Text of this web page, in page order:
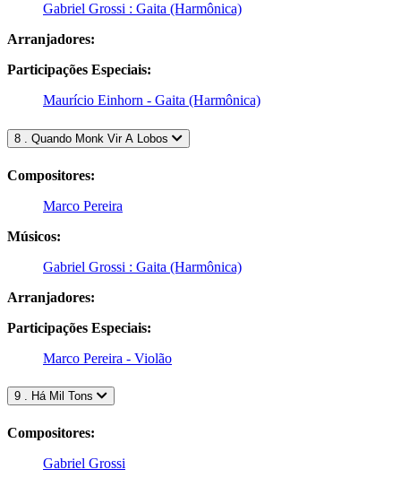
Gabriel Grossi : Gaita (Harmônica)
Arranjadores:
Participações Especiais:
Maurício Einhorn - Gaita (Harmônica)
8 . Quando Monk Vir A Lobos
Compositores:
Marco Pereira
Músicos:
Gabriel Grossi : Gaita (Harmônica)
Arranjadores:
Participações Especiais:
Marco Pereira - Violão
9 . Há Mil Tons
Compositores:
Gabriel Grossi